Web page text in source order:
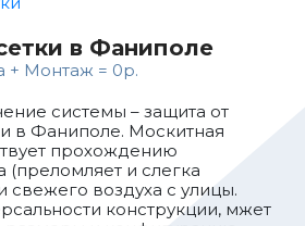
в Фаниполе
+ Монтаж = 0р.
системы – защита от
в Фаниполе. Москитная
прохождению
(преломляет и слегка
свежего воздуха с улицы.
конструкции, мжет